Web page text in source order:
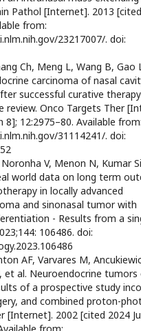
Pathol [Internet]. 2013
from:
23217007/. doi:
Ch, Meng L, Wang B, Gao
carcinoma of nasal
successful curative
review. Onco Targets Ther
8]; 12:2975–80. Available from:
31114241/. doi:
V, Menon N, Kumar
world data on long term
in locally advanced
and sinonasal tumor with
- Results from a
106486. doi:
AF, Varvares M,
et al. Neuroendocrine
of a prospective study
and combined proton-
[Internet]. 2002 [cited 2024
from: